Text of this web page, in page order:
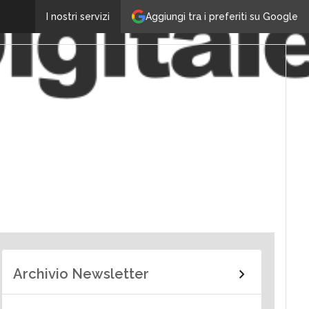
Aggiungi tra i preferiti su Google
I nostri servizi
Archivio Newsletter